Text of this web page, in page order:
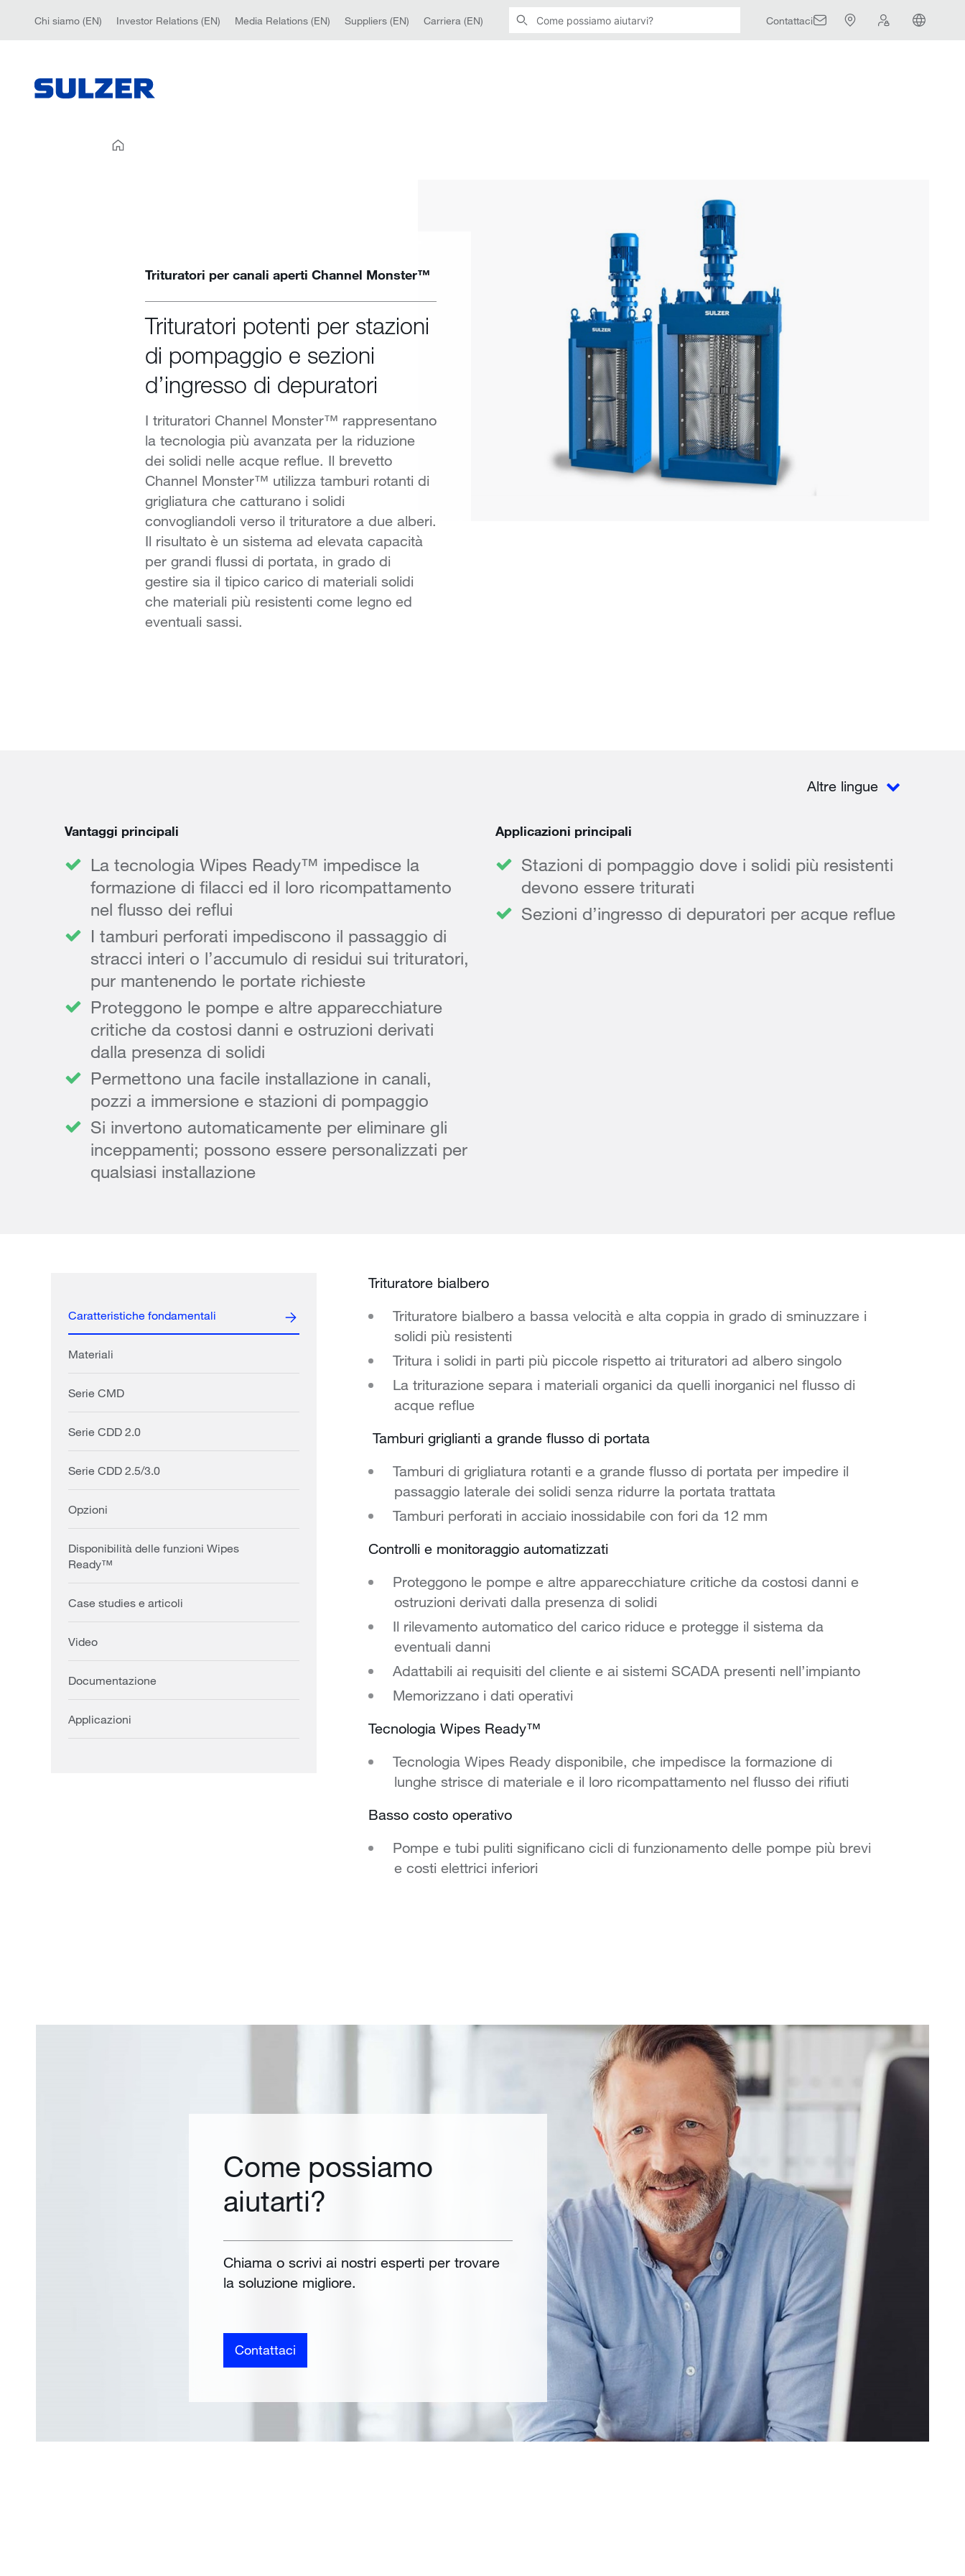
Contattaci
Chi siamo (EN) Investor Relations (EN) Media Relations (EN) Suppliers (EN) Carriera (EN)
Trituratori per canali aperti Channel Monster™
Trituratori potenti per stazioni
di pompaggio e sezioni
d’ingresso di depuratori
I trituratori Channel Monster™ rappresentano
la tecnologia più avanzata per la riduzione
dei solidi nelle acque reflue. Il brevetto
Channel Monster™ utilizza tamburi rotanti di
grigliatura che catturano i solidi
convogliandoli verso il trituratore a due alberi.
Il risultato è un sistema ad elevata capacità
per grandi flussi di portata, in grado di
gestire sia il tipico carico di materiali solidi
che materiali più resistenti come legno ed
eventuali sassi.
Altre lingue
Vantaggi principali
La tecnologia Wipes Ready™ impedisce la
formazione di filacci ed il loro ricompattamento
nel flusso dei reflui
I tamburi perforati impediscono il passaggio di
stracci interi o l’accumulo di residui sui trituratori,
pur mantenendo le portate richieste
Proteggono le pompe e altre apparecchiature
critiche da costosi danni e ostruzioni derivati
dalla presenza di solidi
Permettono una facile installazione in canali,
pozzi a immersione e stazioni di pompaggio
Si invertono automaticamente per eliminare gli
inceppamenti; possono essere personalizzati per
qualsiasi installazione
Applicazioni principali
Stazioni di pompaggio dove i solidi più resistenti
devono essere triturati
Sezioni d’ingresso di depuratori per acque reflue
Caratteristiche fondamentali
Trituratore bialbero
Trituratore bialbero a bassa velocità e alta coppia in grado di sminuzzare i
solidi più resistenti
Tritura i solidi in parti più piccole rispetto ai trituratori ad albero singolo
La triturazione separa i materiali organici da quelli inorganici nel flusso di
acque reflue
Tamburi griglianti a grande flusso di portata
Tamburi di grigliatura rotanti e a grande flusso di portata per impedire il
passaggio laterale dei solidi senza ridurre la portata trattata
Tamburi perforati in acciaio inossidabile con fori da 12 mm
Controlli e monitoraggio automatizzati
Proteggono le pompe e altre apparecchiature critiche da costosi danni e
ostruzioni derivati dalla presenza di solidi
Il rilevamento automatico del carico riduce e protegge il sistema da
eventuali danni
Adattabili ai requisiti del cliente e ai sistemi SCADA presenti nell’impianto
Memorizzano i dati operativi
Tecnologia Wipes Ready™
Tecnologia Wipes Ready disponibile, che impedisce la formazione di
lunghe strisce di materiale e il loro ricompattamento nel flusso dei rifiuti
Basso costo operativo
Pompe e tubi puliti significano cicli di funzionamento delle pompe più brevi
e costi elettrici inferiori
Materiali
Serie CMD
Serie CDD 2.0
Serie CDD 2.5/3.0
Opzioni
Disponibilità delle funzioni Wipes
Ready™
Case studies e articoli
Video
Documentazione
Applicazioni
Come possiamo
aiutarti?
Chiama o scrivi ai nostri esperti per trovare
la soluzione migliore.
Contattaci